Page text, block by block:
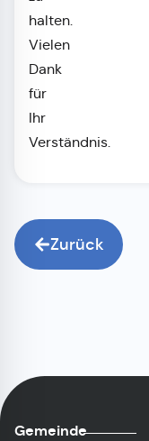
halten.
Vielen
Dank
für
Ihr
Verständnis.
Zurück
Gemeinde